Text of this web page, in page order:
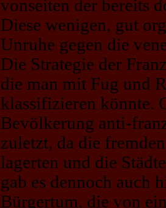
vonseiten der bereits
Diese wenigen, gut
Unruhe gegen die
Die Strategie der
die man mit Fug und
klassifizieren könnte.
Bevölkerung anti-
zuletzt, da die
lagerten und die
gab es dennoch auch
Bürgertum, die von